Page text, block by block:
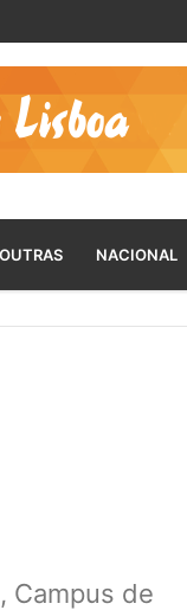
OUTRAS NACIONAL
Campus de